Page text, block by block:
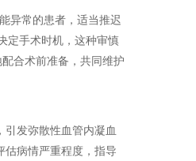
异常的患者，适当推迟
定手术时机，这种审慎
合术前准备，共同维护
发弥散性血管内凝血
估病情严重程度，指导